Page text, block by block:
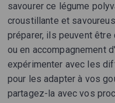
savourer ce légume
croustillante et
préparer, ils peuvent
ou en accompagnement
expérimenter avec les
pour les adapter à vos
partagez-la avec vos